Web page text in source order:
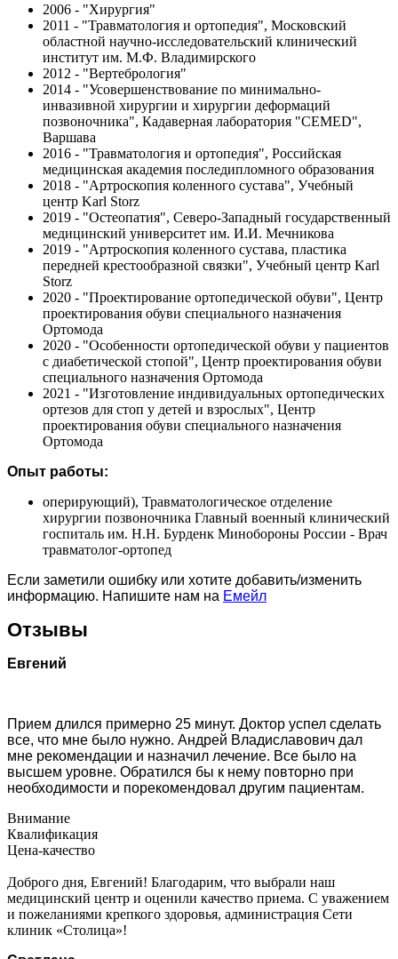
2006 - "Хирургия"
2011 - "Травматология и ортопедия", Московский
областной научно-исследовательский клинический
институт им. М.Ф. Владимирского
2012 - "Вертебрология"
2014 - "Усовершенствование по минимально-
инвазивной хирургии и хирургии деформаций
позвоночника", Кадаверная лаборатория "CEMED",
Варшава
2016 - "Травматология и ортопедия", Российская
медицинская академия последипломного образования
2018 - "Артроскопия коленного сустава", Учебный
центр Karl Storz
2019 - "Остеопатия", Северо-Западный государственный
медицинский университет им. И.И. Мечникова
2019 - "Артроскопия коленного сустава, пластика
передней крестообразной связки", Учебный центр Karl
Storz
2020 - "Проектирование ортопедической обуви", Центр
проектирования обуви специального назначения
Ортомода
2020 - "Особенности ортопедической обуви у пациентов
с диабетической стопой", Центр проектирования обуви
специального назначения Ортомода
2021 - "Изготовление индивидуальных ортопедических
ортезов для стоп у детей и взрослых", Центр
проектирования обуви специального назначения
Ортомода
Опыт работы:
оперирующий), Травматологическое отделение
хирургии позвоночника Главный военный клинический
госпиталь им. Н.Н. Бурденк Минобороны России - Врач
травматолог-ортопед
Если заметили ошибку или хотите добавить/изменить
информацию. Напишите нам на Емейл
Отзывы
Евгений
Прием длился примерно 25 минут. Доктор успел сделать
все, что мне было нужно. Андрей Владиславович дал
мне рекомендации и назначил лечение. Все было на
высшем уровне. Обратился бы к нему повторно при
необходимости и порекомендовал другим пациентам.
Внимание
Квалификация
Цена-качество
Доброго дня, Евгений! Благодарим, что выбрали наш
медицинский центр и оценили качество приема. С уважением
и пожеланиями крепкого здоровья, администрация Сети
клиник «Столица»!